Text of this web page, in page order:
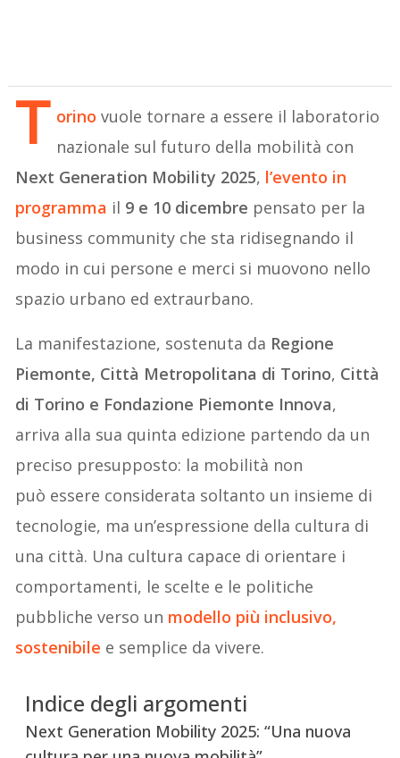
T orinovuole tornare a essere il laboratorio
nazionale sul futuro della mobilità con
Next Generation Mobility 2025, l’evento in
programma il 9 e 10 dicembre pensato per la
business community che sta ridisegnando il
modo in cui persone e merci si muovono nello
spazio urbano ed extraurbano.
La manifestazione, sostenuta da Regione
Piemonte, Città Metropolitana di Torino, Città
di Torino e Fondazione Piemonte Innova,
arriva alla sua quinta edizione partendo da un
preciso presupposto: la mobilità non
può essere considerata soltanto un insieme di
tecnologie, ma un’espressione della cultura di
una città. Una cultura capace di orientare i
comportamenti, le scelte e le politiche
pubbliche verso un modello più inclusivo,
sostenibile e semplice da vivere.
Indice degli argomenti
Next Generation Mobility 2025: “Una nuova